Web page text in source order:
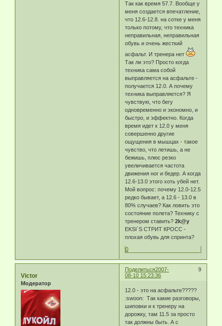
Так как время 57.7. Вообще у
меня создается впечатление,
что 12.6-12.8. на сотке у меня
только потому, что техника
неправильная, неправильная
обувь и очень жесткий
асфальт. И тренера нет
Так ли это? Просто когда
техника сама собой
выправляется на асфальте -
получается 12.0. А почему
техника выправляется? Я
чувствую, что бегу
одновременно и экономно, и
быстро, и эффектно. Когда
время идет к 12.0 у меня
совершенно другие
ощущения в мышцах - такое
чувство, что летишь, а не
бежишь, плюс резко
увеличивается частота
движения ног и бедер. А когда
12.6-13.0 этого хоть убей нет.
Мой вопрос: почему 12.0-12.5
редко бывает, а 12.6 - 13.0 в
80% случаев? Как ловить это
состояние полета? Технику с
тренером ставить?2k@y
EKSI`S СТРИТ КРОСС -
плохая обувь для спринта?
0
Поделиться 9
2007-
08-10 15:23:36
Victor
Модератор
12.0 - это на асфальте?????
:swoon: Так какие разговоры,
шиповки и к тренеру на
дорожку, там 11.5 за просто
так должны быть. А с